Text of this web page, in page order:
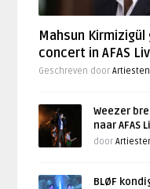
Mahsun
concert in AFAS
Geschreven door
Weezer
naar AFAS
door
BLØF